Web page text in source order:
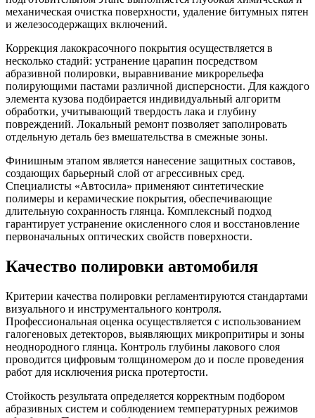
механическая очистка поверхности, удаление битумных пятен
и железосодержащих включений.
Коррекция лакокрасочного покрытия осуществляется в
несколько стадий: устранение царапин посредством
абразивной полировки, выравнивание микрорельефа
полирующими пастами различной дисперсности. Для каждого
элемента кузова подбирается индивидуальный алгоритм
обработки, учитывающий твердость лака и глубину
повреждений. Локальный ремонт позволяет заполировать
отдельную деталь без вмешательства в смежные зоны.
Финишным этапом является нанесение защитных составов,
создающих барьерный слой от агрессивных сред.
Специалисты «Автосила» применяют синтетические
полимеры и керамические покрытия, обеспечивающие
длительную сохранность глянца. Комплексный подход
гарантирует устранение окисленного слоя и восстановление
первоначальных оптических свойств поверхности.
Качество полировки автомобиля
Критерии качества полировки регламентируются стандартами
визуального и инструментального контроля.
Профессиональная оценка осуществляется с использованием
галогеновых детекторов, выявляющих микропритиры и зоны
неоднородного глянца. Контроль глубины лакового слоя
проводится цифровым толщиномером до и после проведения
работ для исключения риска протертости.
Стойкость результата определяется корректным подбором
абразивных систем и соблюдением температурных режимов